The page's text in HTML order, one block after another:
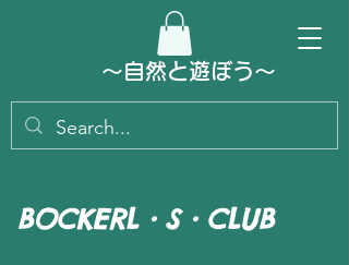
～​自然と遊ぼう～
BOCKERL・S・CLUB